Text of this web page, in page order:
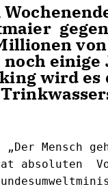
wird es
absoluten